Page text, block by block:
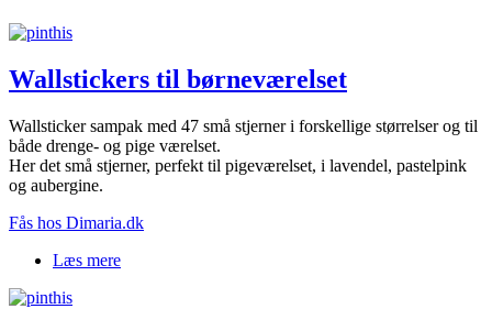
Wallstickers til børneværelset
Wallsticker sampak med 47 små stjerner i forskellige størrelser og til
både drenge- og pige værelset.
Her det små stjerner, perfekt til pigeværelset, i lavendel, pastelpink
og aubergine.
Fås hos Dimaria.dk
Læs mere